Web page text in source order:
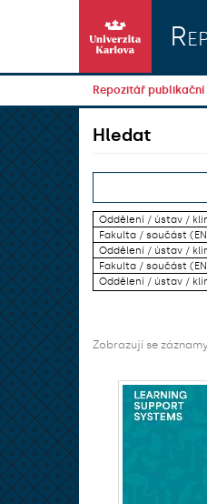
Repozitář publikační
Hledat
Oddělení / ústav /
Fakulta / součást
Oddělení / ústav /
Fakulta / součást
Oddělení / ústav /
Zobrazují se záznamy